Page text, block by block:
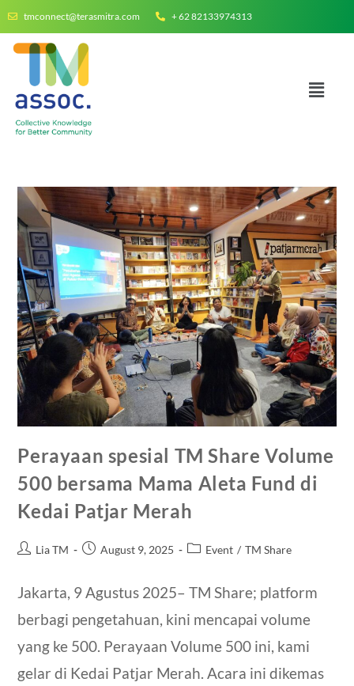
tmconnect@terasmitra.com + 62 82133974313
Perayaan spesial TM Share Volume
500 bersama Mama Aleta Fund di
Kedai Patjar Merah
Lia TM August 9, 2025 Event / TM Share
Jakarta, 9 Agustus 2025– TM Share; platform
berbagi pengetahuan, kini mencapai volume
yang ke 500. Perayaan Volume 500 ini, kami
gelar di Kedai Patjar Merah. Acara ini dikemas